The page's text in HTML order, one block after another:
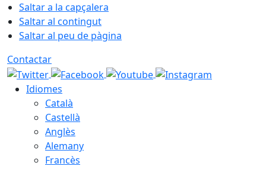
Saltar a la capçalera
Saltar al contingut
Saltar al peu de pàgina
Contactar
Idiomes
Català
Castellà
Anglès
Alemany
Francès